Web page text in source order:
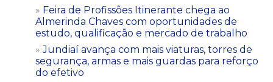
Feira de Profissões Itinerante chega ao
Almerinda Chaves com oportunidades de
estudo, qualificação e mercado de trabalho
Jundiaí avança com mais viaturas, torres de
segurança, armas e mais guardas para reforço
do efetivo